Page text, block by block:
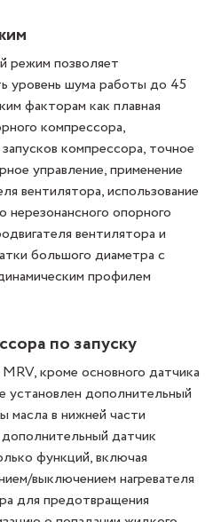
режим позволяет
уровень шума работы до 45
факторам как плавная
компрессора,
компрессора, точное
управление, применение
вентилятора, использование
опорного
вентилятора и
большого диаметра с
профилем
по запуску
кроме основного датчика
установлен дополнительный
масла в нижней части
датчик
функций, включая
выключением нагревателя
для предотвращения